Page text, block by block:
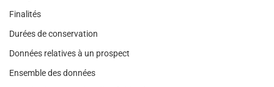
Finalités
Durées de conservation
Données relatives à un prospect
Ensemble des données